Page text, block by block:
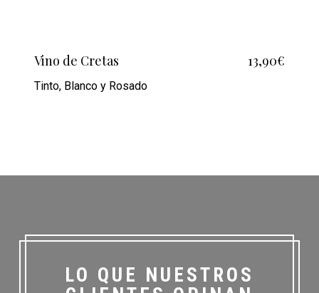
Vino de Cretas 13,90€
Tinto, Blanco y Rosado
LO QUE NUESTROS